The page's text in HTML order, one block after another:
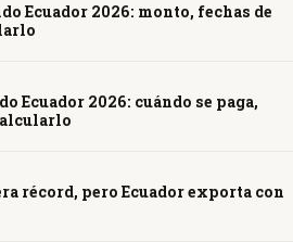
Ecuador 2026: monto, fechas de
Ecuador 2026: cuándo se paga,
récord, pero Ecuador exporta con